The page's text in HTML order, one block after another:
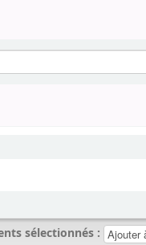
sélectionnés :